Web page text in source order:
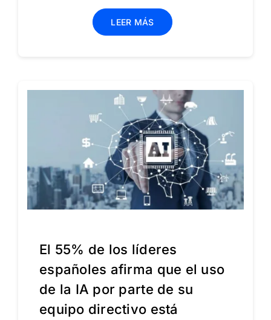
LEER MÁS
El 55% de los líderes
españoles afirma que el uso
de la IA por parte de su
equipo directivo está